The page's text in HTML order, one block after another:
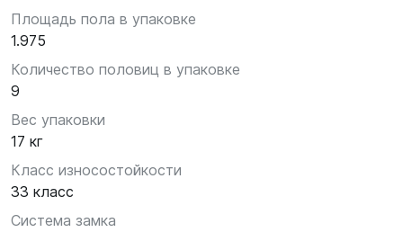
Площадь пола в упаковке
1.975
Количество половиц в упаковке
9
Вес упаковки
17 кг
Класс износостойкости
33 класс
Система замка